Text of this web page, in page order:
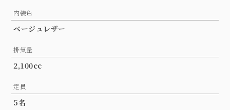
内装色
ベージュレザー
排気量
2,100cc
定員
5名